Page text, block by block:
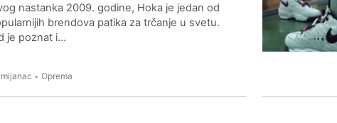
nastanka 2009. godine, Hoka je jedan od
brendova patika za trčanje u svetu.
je poznat i…
Oprema